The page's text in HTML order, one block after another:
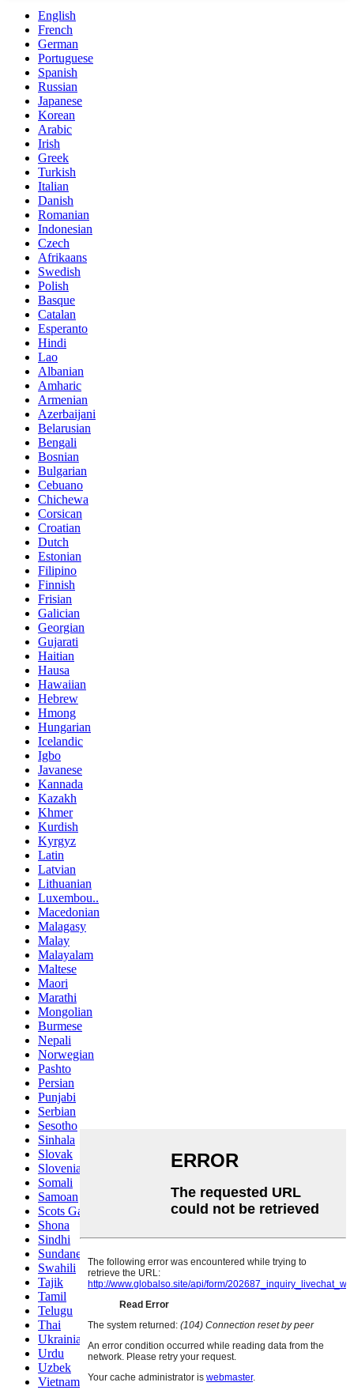
English
French
German
Portuguese
Spanish
Russian
Japanese
Korean
Arabic
Irish
Greek
Turkish
Italian
Danish
Romanian
Indonesian
Czech
Afrikaans
Swedish
Polish
Basque
Catalan
Esperanto
Hindi
Lao
Albanian
Amharic
Armenian
Azerbaijani
Belarusian
Bengali
Bosnian
Bulgarian
Cebuano
Chichewa
Corsican
Croatian
Dutch
Estonian
Filipino
Finnish
Frisian
Galician
Georgian
Gujarati
Haitian
Hausa
Hawaiian
Hebrew
Hmong
Hungarian
Icelandic
Igbo
Javanese
Kannada
Kazakh
Khmer
Kurdish
Kyrgyz
Latin
Latvian
Lithuanian
Luxembou..
Macedonian
Malagasy
Malay
Malayalam
Maltese
Maori
Marathi
Mongolian
Burmese
Nepali
Norwegian
Pashto
Persian
Punjabi
Serbian
Sesotho
Sinhala
Slovak
Slovenian
Somali
Samoan
Scots Gaelic
Shona
Sindhi
Sundanese
Swahili
Tajik
Tamil
Telugu
Thai
Ukrainian
Urdu
Uzbek
Vietnamese